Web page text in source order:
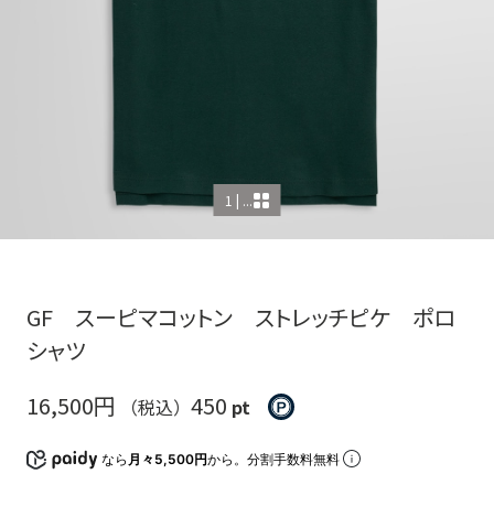
1 | ...
GF スーピマコットン ストレッチピケ ポロ
シャツ
16,500円
（税込） 450 pt
なら 月々5,500円から。分割手数料無料